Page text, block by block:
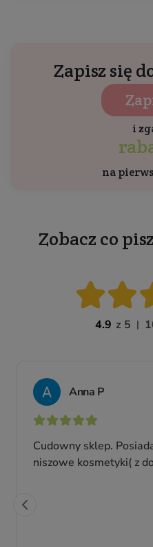
Zapisz się
i
na
Zobacz co